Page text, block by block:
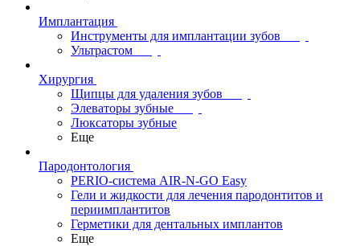
Имплантация
Инструменты для имплантации зубов
Ультрастом
Хирургия
Щипцы для удаления зубов
Элеваторы зубные
Люксаторы зубные
Еще
Пародонтология
PERIO-система AIR-N-GO Easy
Гели и жидкости для лечения пародонтитов и
периимплантитов
Герметики для дентальных имплантов
Еще